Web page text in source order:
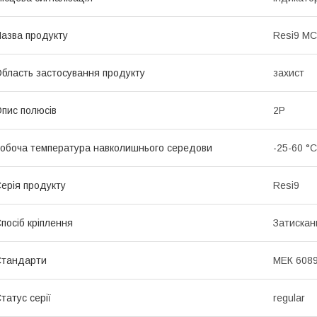
продукту Resi9
застосування продукту захист
полюсів 2P
температура навколишнього середови -25-60 °C
продукту Resi9
кріплення
МЕК
серії regular